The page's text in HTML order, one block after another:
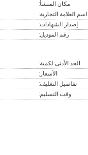
مكان المنشأ:
اسم العلامة التجارية:
إصدار الشهادات:
رقم الموديل:
الحد الأدنى لكمية:
الأسعار:
تفاصيل التغليف:
وقت التسليم: